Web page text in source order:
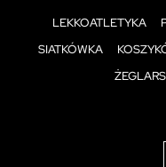
LEKKOATLETYKA
SIATKÓWKA